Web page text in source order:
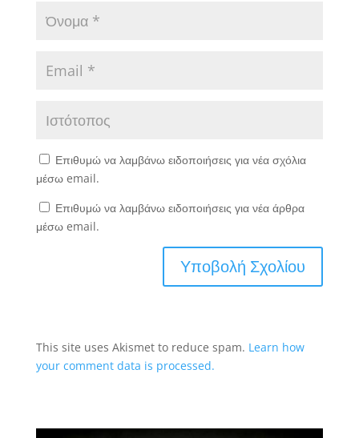
Επιθυμώ να λαμβάνω ειδοποιήσεις για νέα σχόλια
μέσω email.
Επιθυμώ να λαμβάνω ειδοποιήσεις για νέα άρθρα
μέσω email.
This site uses Akismet to reduce spam. Learn how
your comment data is processed.